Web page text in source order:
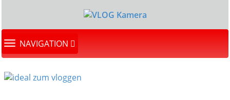
TOGGLE
NAVIGATION
NAVIGATION